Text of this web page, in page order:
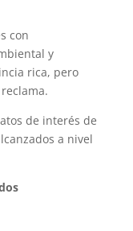
con
y
rica, pero
de interés de
a nivel